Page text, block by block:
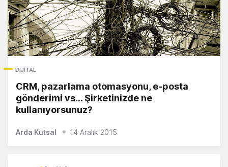
DIJITAL
CRM, pazarlama otomasyonu, e-posta
gönderimi vs... Şirketinizde ne
kullanıyorsunuz?
Arda Kutsal 14 Aralık 2015